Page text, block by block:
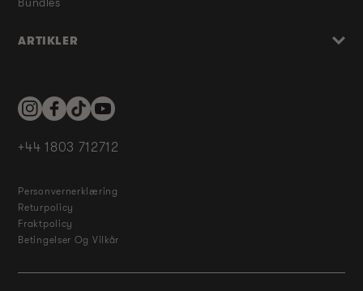
ARTIKLER
InstagramFacebookTikTokYouTube
+44 1803 712712
Personvernerklæring
Returpolicy
Fraktpolicy
Betingelser Og Vilkår